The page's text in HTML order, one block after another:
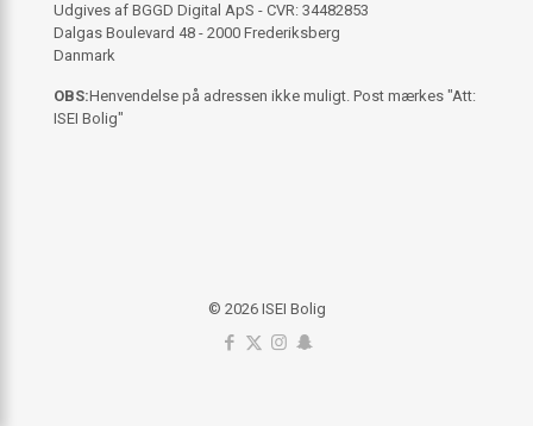
Udgives af BGGD Digital ApS - CVR: 34482853
Dalgas Boulevard 48 - 2000 Frederiksberg
Danmark
OBS:Henvendelse på adressen ikke muligt. Post mærkes "Att:
ISEI Bolig"
© 2026 ISEI Bolig